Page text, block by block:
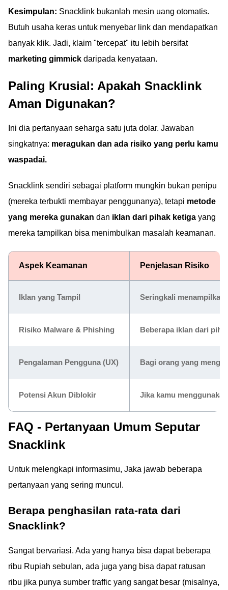
Kesimpulan: Snacklink bukanlah mesin uang otomatis.
Butuh usaha keras untuk menyebar link dan mendapatkan
banyak klik. Jadi, klaim "tercepat" itu lebih bersifat
marketing gimmick daripada kenyataan.
Paling Krusial: Apakah Snacklink
Aman Digunakan?
Ini dia pertanyaan seharga satu juta dolar. Jawaban
singkatnya: meragukan dan ada risiko yang perlu kamu
waspadai.
Snacklink sendiri sebagai platform mungkin bukan penipu
(mereka terbukti membayar penggunanya), tetapi metode
yang mereka gunakan dan iklan dari pihak ketiga yang
mereka tampilkan bisa menimbulkan masalah keamanan.
Aspek Keamanan Penjelasan Risiko
Iklan yang Tampil Seringkali
Risiko Malware & Phishing Beberapa iklan dari
Pengalaman Pengguna (UX) Bagi orang yang
Potensi Akun Diblokir Jika kamu
FAQ - Pertanyaan Umum Seputar
Snacklink
Untuk melengkapi informasimu, Jaka jawab beberapa
pertanyaan yang sering muncul.
Berapa penghasilan rata-rata dari
Snacklink?
Sangat bervariasi. Ada yang hanya bisa dapat beberapa
ribu Rupiah sebulan, ada juga yang bisa dapat ratusan
ribu jika punya sumber traffic yang sangat besar (misalnya,